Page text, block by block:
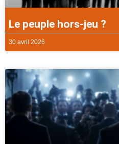
Le peuple hors-jeu ?
30 avril 2026